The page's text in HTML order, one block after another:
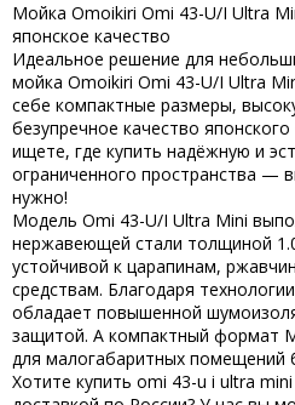
Мойка Omoikiri Omi 43-U/I Ultra
японское качество
Идеальное решение для
мойка Omoikiri Omi 43-U/I Ultra
себе компактные размеры,
безупречное качество
ищете, где купить надёжную и
ограниченного пространства —
нужно!
Модель Omi 43-U/I Ultra Mini
нержавеющей стали толщиной
устойчивой к царапинам,
средствам. Благодаря технологии
обладает повышенной
защитой. А компактный формат
для малогабаритных помещений
Хотите купить omi 43-u i ultra mini